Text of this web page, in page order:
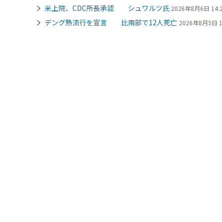
米上院、CDC所長承認 シュワルツ氏 2026年8月6日
デング熱流行を宣言 比南部で12人死亡 2026年8月5日